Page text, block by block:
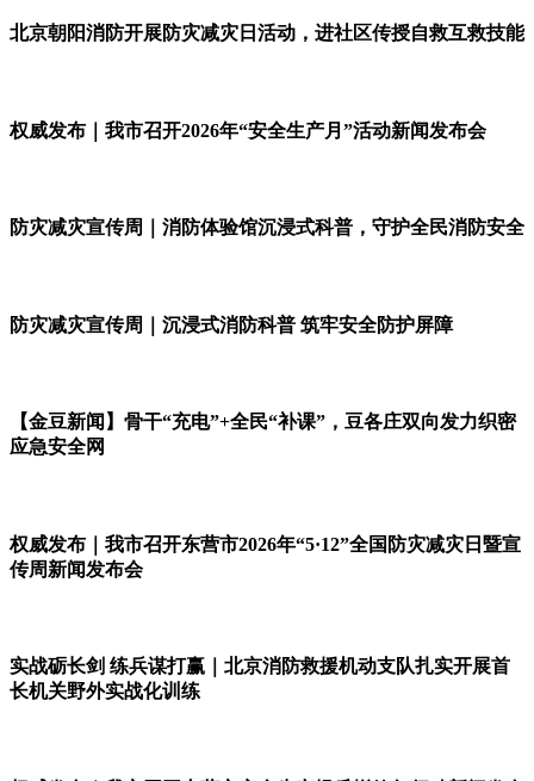
北京朝阳消防开展防灾减灾日活动，进社区传授自救互救技能
权威发布｜我市召开2026年“安全生产月”活动新闻发布会
防灾减灾宣传周｜消防体验馆沉浸式科普，守护全民消防安全
防灾减灾宣传周｜沉浸式消防科普 筑牢安全防护屏障
【金豆新闻】骨干“充电”+全民“补课”，豆各庄双向发力织密
应急安全网
权威发布｜我市召开东营市2026年“5·12”全国防灾减灾日暨宣
传周新闻发布会
实战砺长剑 练兵谋打赢｜北京消防救援机动支队扎实开展首
长机关野外实战化训练